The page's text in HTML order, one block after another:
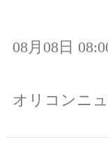
08月08日
オリコンニ